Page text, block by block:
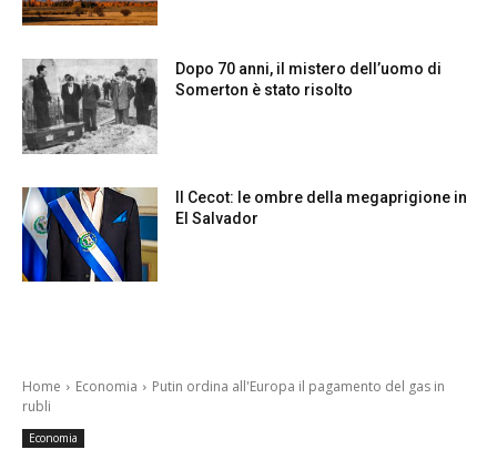
Dopo 70 anni, il mistero dell’uomo di
Somerton è stato risolto
Il Cecot: le ombre della megaprigione in
El Salvador